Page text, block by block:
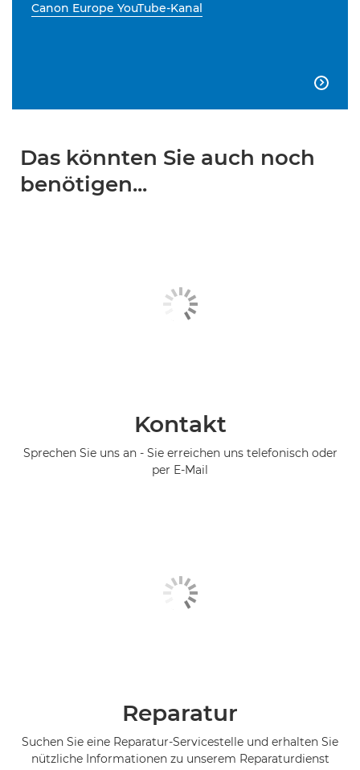
Canon Europe YouTube-Kanal

Das könnten Sie auch noch
benötigen...
Kontakt
Sprechen Sie uns an - Sie erreichen uns telefonisch oder
per E-Mail
Reparatur
Suchen Sie eine Reparatur-Servicestelle und erhalten Sie
nützliche Informationen zu unserem Reparaturdienst